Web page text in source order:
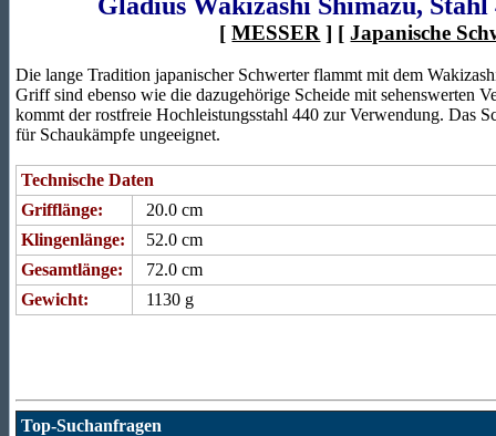
[MESSER ] [Japanische
Die lange Tradition japanischer Schwerter flammt mit dem
Griff sind ebenso wie die dazugehörige Scheide mit sehenswerten
kommt der rostfreie Hochleistungsstahl 440 zur Verwendung. Das
für Schaukämpfe ungeeignet.
Technische Daten
Grifflänge:
20.0 cm
Klingenlänge:
52.0 cm
Gesamtlänge:
72.0 cm
Gewicht:
1130 g
Top-Suchanfragen